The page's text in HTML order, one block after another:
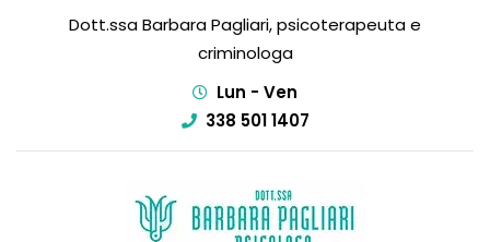
Dott.ssa Barbara Pagliari, psicoterapeuta e
criminologa
Lun - Ven
338 501 1407